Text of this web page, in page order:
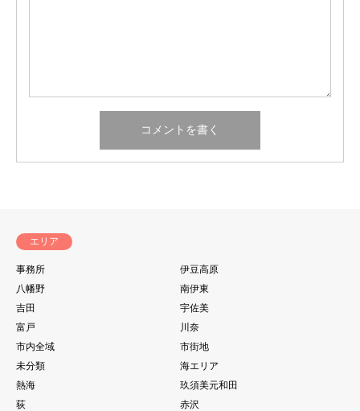
エリア
事務所
伊豆高原
八幡野
南伊東
吉田
宇佐美
富戸
川奈
市内全域
市街地
未分類
海エリア
熱海
玖須美元和田
荻
赤沢